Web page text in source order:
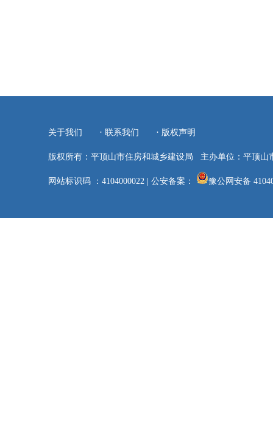
关于我们 · 联系我们 · 版权声明
版权所有：平顶山市住房和城乡建设局 主办单位：平顶山
网站标识码 ：4104000022| 公安备案： 豫公网安备